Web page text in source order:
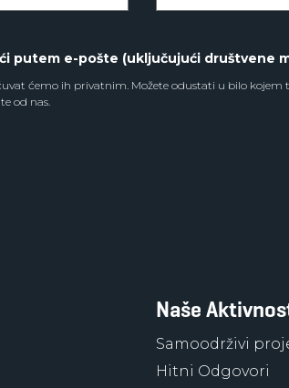
putem e-pošte (uključujući društvene
ćemo ih privatnim. Možete odustati u bilo
od nas.
Naše
Samoodrživi
Hitni Odgovori